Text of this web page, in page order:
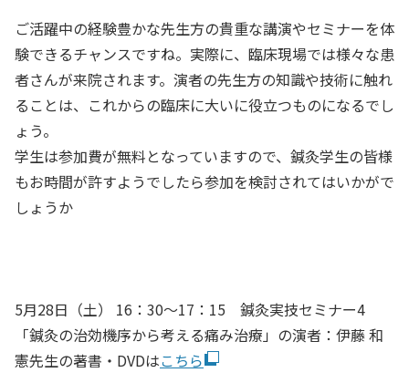
ご活躍中の経験豊かな先生方の貴重な講演やセミナーを体
験できるチャンスですね。実際に、臨床現場では様々な患
者さんが来院されます。演者の先生方の知識や技術に触れ
ることは、これからの臨床に大いに役立つものになるでし
ょう。
学生は参加費が無料となっていますので、鍼灸学生の皆様
もお時間が許すようでしたら参加を検討されてはいかがで
しょうか
5月28日（土） 16：30～17：15 鍼灸実技セミナー4
「鍼灸の治効機序から考える痛み治療」の演者：伊藤 和
憲先生の著書・DVDはこちら